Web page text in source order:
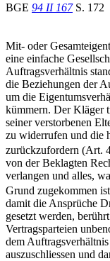
BGE 94 II 167S. 172
Mit- oder
eine einfache
Auftragsverhältnis
die Beziehungen der
um die
kümmern. Der Kläger
seiner verstorbenen
zu widerrufen und die
zurückzufordern (Art.
von der Beklagten
verlangen und alles,
Grund zugekommen
damit die Ansprüche
gesetzt werden,
Vertragsparteien
dem
auszuschliessen und